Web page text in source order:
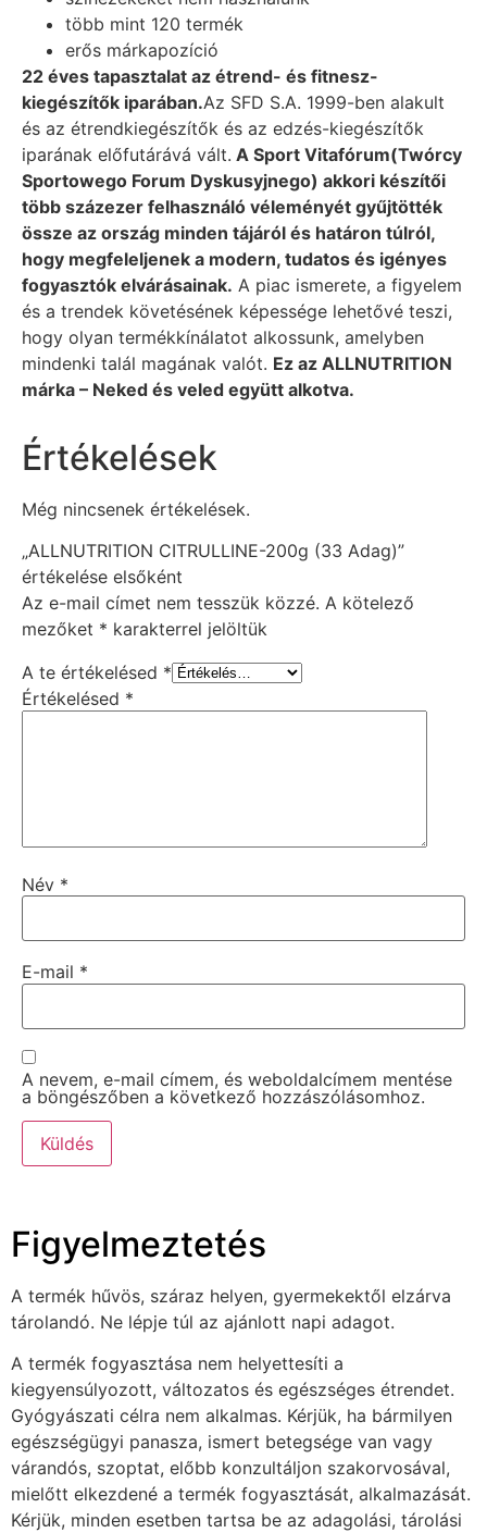
több mint 120 termék
erős márkapozíció
22 éves tapasztalat az étrend- és fitnesz-
kiegészítők iparában.Az SFD S.A. 1999-ben alakult
és az étrendkiegészítők és az edzés-kiegészítők
iparának előfutárává vált. A Sport Vitafórum(Twórcy
Sportowego Forum Dyskusyjnego) akkori készítői
több százezer felhasználó véleményét gyűjtötték
össze az ország minden tájáról és határon túlról,
hogy megfeleljenek a modern, tudatos és igényes
fogyasztók elvárásainak. A piac ismerete, a figyelem
és a trendek követésének képessége lehetővé teszi,
hogy olyan termékkínálatot alkossunk, amelyben
mindenki talál magának valót. Ez az ALLNUTRITION
márka – Neked és veled együtt alkotva.
Értékelések
Még nincsenek értékelések.
„ALLNUTRITION CITRULLINE-200g (33 Adag)”
értékelése elsőként
Az e-mail címet nem tesszük közzé. A kötelező
mezőket * karakterrel jelöltük
A te értékelésed *
Értékelésed *
Név *
E-mail *
A nevem, e-mail címem, és weboldalcímem mentése
a böngészőben a következő hozzászólásomhoz.
Figyelmeztetés
A termék hűvös, száraz helyen, gyermekektől elzárva
tárolandó. Ne lépje túl az ajánlott napi adagot.
A termék fogyasztása nem helyettesíti a
kiegyensúlyozott, változatos és egészséges étrendet.
Gyógyászati célra nem alkalmas. Kérjük, ha bármilyen
egészségügyi panasza, ismert betegsége van vagy
várandós, szoptat, előbb konzultáljon szakorvosával,
mielőtt elkezdené a termék fogyasztását, alkalmazását.
Kérjük, minden esetben tartsa be az adagolási, tárolási